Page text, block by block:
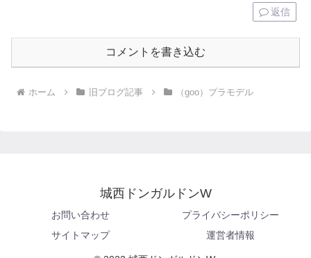
返信
コメントを書き込む
ホーム 旧ブログ記事 （goo）プラモデル
城西ドンガルドンW
お問い合わせ
プライバシーポリシー
サイトマップ
運営者情報